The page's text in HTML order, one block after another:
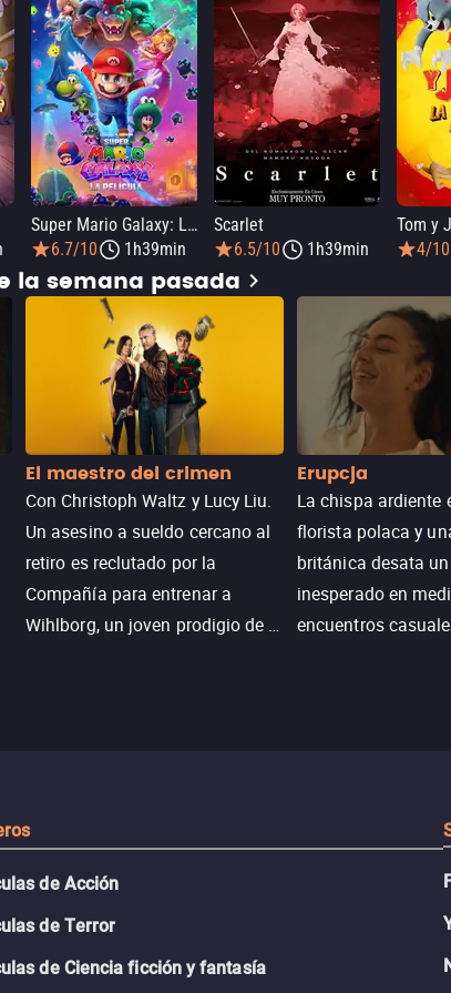
Super Mario Galaxy: La película
6.7/10
1h39min
Scarlet
6.5/10
1h39min
4/10
la semana pasada
El maestro del crimen
Con Christoph Waltz y Lucy Liu.
Un asesino a sueldo cercano al
retiro es reclutado por la
Compañía para entrenar a
Wihlborg, un joven prodigio de la
Erupcja
La chispa ardiente
florista polaca y
británica desata
inesperado en
encuentros
de Acción
de Terror
de Ciencia ficción y fantasía